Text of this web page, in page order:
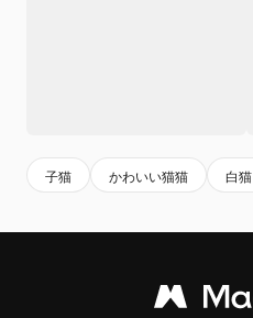
子猫 かわいい猫猫 白猫